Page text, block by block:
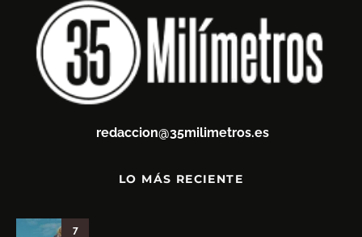
redaccion@35milimetros.es
LO MÁS RECIENTE
7